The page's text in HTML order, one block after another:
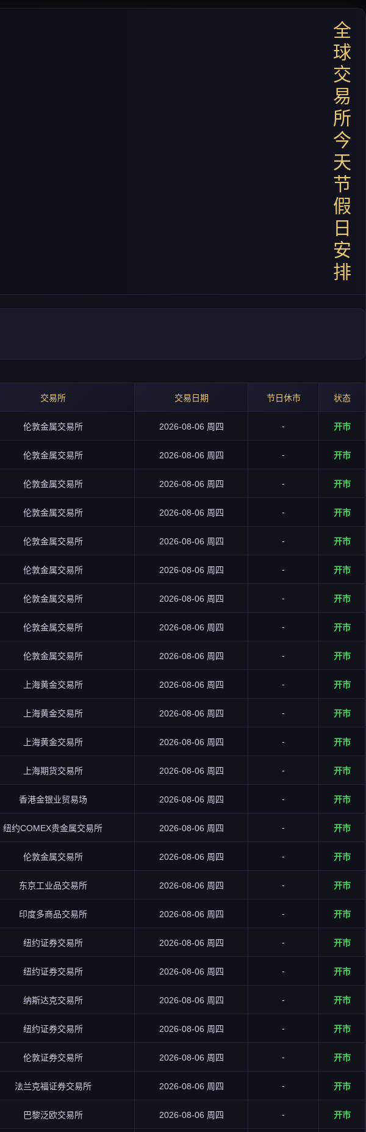
全
球
交
易
所
今
天
节
假
日
安
排
交易所 交易日期 节日休市 状态
伦敦金属交易所 2026-08-06 周四 - 开市
伦敦金属交易所 2026-08-06 周四 - 开市
伦敦金属交易所 2026-08-06 周四 - 开市
伦敦金属交易所 2026-08-06 周四 - 开市
伦敦金属交易所 2026-08-06 周四 - 开市
伦敦金属交易所 2026-08-06 周四 - 开市
伦敦金属交易所 2026-08-06 周四 - 开市
伦敦金属交易所 2026-08-06 周四 - 开市
伦敦金属交易所 2026-08-06 周四 - 开市
上海黄金交易所 2026-08-06 周四 - 开市
上海黄金交易所 2026-08-06 周四 - 开市
上海黄金交易所 2026-08-06 周四 - 开市
上海期货交易所 2026-08-06 周四 - 开市
香港金银业贸易场 2026-08-06 周四 - 开市
纽约COMEX贵金属交易所 2026-08-06 周四 - 开市
伦敦金属交易所 2026-08-06 周四 - 开市
东京工业品交易所 2026-08-06 周四 - 开市
印度多商品交易所 2026-08-06 周四 - 开市
纽约证券交易所 2026-08-06 周四 - 开市
纽约证券交易所 2026-08-06 周四 - 开市
纳斯达克交易所 2026-08-06 周四 - 开市
纽约证券交易所 2026-08-06 周四 - 开市
伦敦证券交易所 2026-08-06 周四 - 开市
法兰克福证券交易所 2026-08-06 周四 - 开市
巴黎泛欧交易所 2026-08-06 周四 - 开市